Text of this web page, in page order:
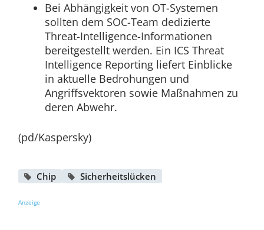
Bei Abhängigkeit von OT-Systemen
sollten dem SOC-Team dedizierte
Threat-Intelligence-Informationen
bereitgestellt werden. Ein ICS Threat
Intelligence Reporting liefert Einblicke
in aktuelle Bedrohungen und
Angriffsvektoren sowie Maßnahmen zu
deren Abwehr.
(pd/Kaspersky)
Chip Sicherheitslücken
Anzeige